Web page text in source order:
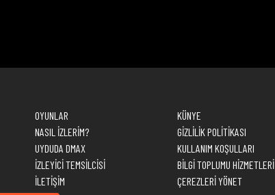
OYUNLAR
NASIL İZLERİM?
UYDUDA DMAX
İZLEYİCİ TEMSİLCİSİ
İLETİŞİM
KÜNYE
GİZLİLİK POLİTİKASI
KULLANIM KOŞULLARI
BİLGİ TOPLUMU HİZMETLERİ
ÇEREZLERİ YÖNET